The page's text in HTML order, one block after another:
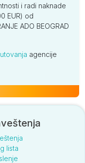
i radi naknade
EUR) od
ADO BEOGRAD
agencije
lista